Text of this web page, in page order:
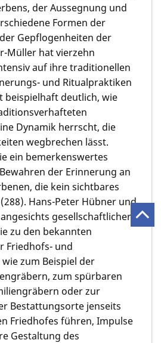
der Aussegnung und
Formen der
Gepflogenheiten der
Müller hat vierzehn
auf ihre traditionellen
und Ritualpraktiken
beispielhaft deutlich, wie
Dynamik herrscht, die
wegbrechen lässt.
ein bemerkenswertes
der Erinnerung an
die kein sichtbares
Hans-Peter Hübner und
gesellschaftlicher
zu den bekannten
Friedhofs- und
zum Beispiel der
zum spürbaren
oder zur
Bestattungsorte jenseits
Friedhofes führen, Impulse
Gestaltung des